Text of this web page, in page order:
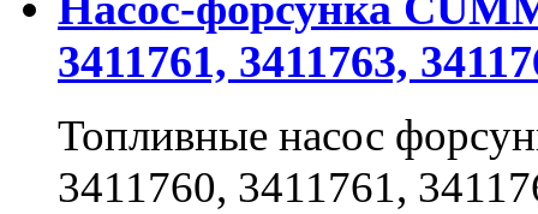
3411761, 3411763,
Топливные насос
3411760, 3411761,